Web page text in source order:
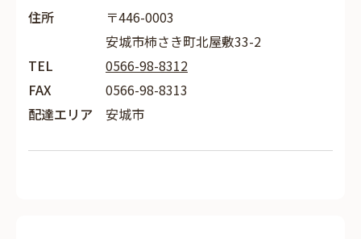
住所
〒446-0003
安城市柿さき町北屋敷33-2
TEL
0566-98-8312
FAX
0566-98-8313
配達エリア
安城市